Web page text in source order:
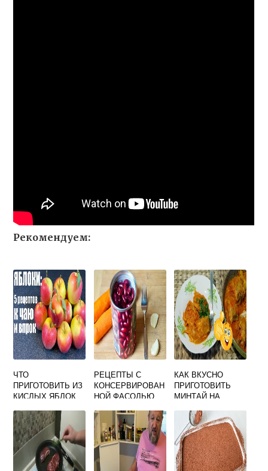
Рекомендуем:
ЧТО
ПРИГОТОВИТЬ ИЗ
КИСЛЫХ ЯБЛОК
ВКУСНО
РЕЦЕПТЫ С
КОНСЕРВИРОВАН
НОЙ ФАСОЛЬЮ
ПРОСТЫЕ И
ВКУСНЫЕ
КАК ВКУСНО
ПРИГОТОВИТЬ
МИНТАЙ НА
ЛУКОМ И
МОРКОВЬЮ